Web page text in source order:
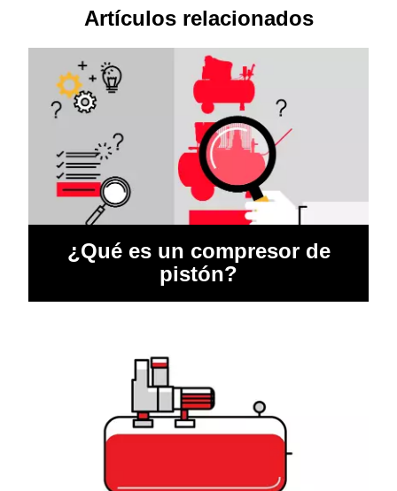
Artículos relacionados
¿Qué es un compresor de
pistón?